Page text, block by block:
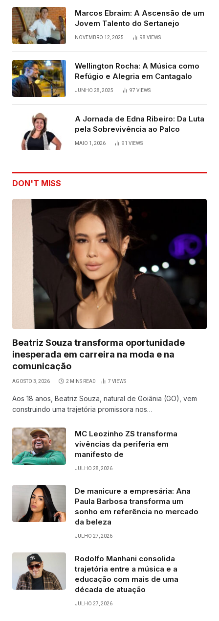
Marcos Ebraim: A Ascensão de um
Jovem Talento do Sertanejo
NOVEMBRO 12, 2025 98 VIEWS
Wellington Rocha: A Música como
Refúgio e Alegria em Cantagalo
JUNHO 28, 2025 97 VIEWS
A Jornada de Edna Ribeiro: Da Luta
pela Sobrevivência ao Palco
MAIO 1, 2026 91 VIEWS
DON'T MISS
Beatriz Souza transforma oportunidade
inesperada em carreira na moda e na
comunicação
AGOSTO 3, 2026 2 MINS READ 7 VIEWS
Aos 18 anos, Beatriz Souza, natural de Goiânia (GO), vem
construindo uma trajetória promissora nos…
MC Leozinho ZS transforma
vivências da periferia em
manifesto de
JULHO 28, 2026
De manicure a empresária: Ana
Paula Barbosa transforma um
sonho em referência no mercado
da beleza
JULHO 27, 2026
Rodolfo Manhani consolida
trajetória entre a música e a
educação com mais de uma
década de atuação
JULHO 27, 2026